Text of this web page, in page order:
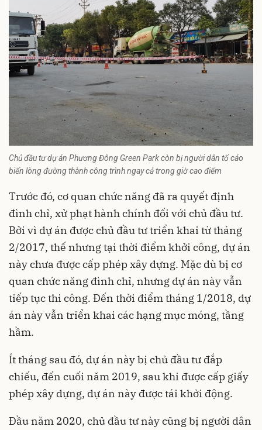
Chủ đầu tư dự án Phương Đông Green Park còn bị người dân tố cáo
biến lòng đường thành công trình ngay cả trong giờ cao điểm
Trước đó, cơ quan chức năng đã ra quyết định
đình chỉ, xử phạt hành chính đối với chủ đầu tư.
Bởi vì dự án được chủ đầu tư triển khai từ tháng
2/2017, thế nhưng tại thời điểm khởi công, dự án
này chưa được cấp phép xây dựng. Mặc dù bị cơ
quan chức năng đình chỉ, nhưng dự án này vẫn
tiếp tục thi công. Đến thời điểm tháng 1/2018, dự
án này vẫn triển khai các hạng mục móng, tầng
hầm.
Ít tháng sau đó, dự án này bị chủ đầu tư đắp
chiếu, đến cuối năm 2019, sau khi được cấp giấy
phép xây dựng, dự án này được tái khởi động.
Đầu năm 2020, chủ đầu tư này cũng bị người dân